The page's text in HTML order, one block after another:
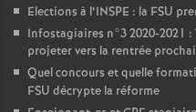
Elections à l’INSPE : la FSU
Infostagiaires n°3 2020-2021
projeter vers la rentrée
Quel concours et quelle
FSU décrypte la réforme